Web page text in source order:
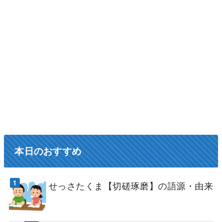
本日のおすすめ
せっさたくま【切磋琢磨】の語源・由来